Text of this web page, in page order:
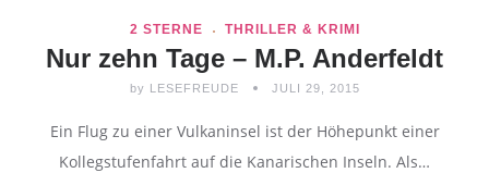
2 STERNE THRILLER & KRIMI
Nur zehn Tage – M.P. Anderfeldt
by LESEFREUDE JULI 29, 2015
Ein Flug zu einer Vulkaninsel ist der Höhepunkt einer
Kollegstufenfahrt auf die Kanarischen Inseln. Als…